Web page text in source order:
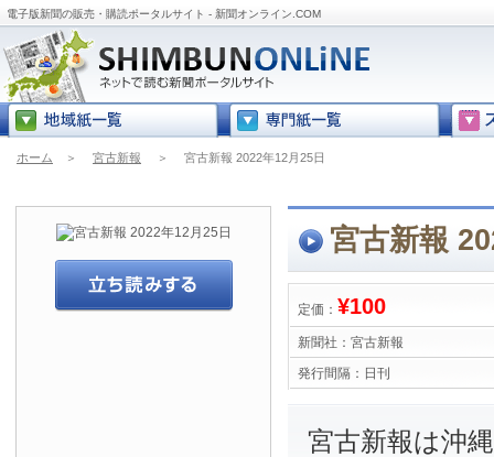
電子版新聞の販売・購読ポータルサイト - 新聞オンライン.COM
ホーム ＞ 宮古新報 ＞ 宮古新報 2022年12月25日
宮古新報
定価： ¥100
新聞社： 宮古新報
発行間隔： 日刊
宮古新報は沖